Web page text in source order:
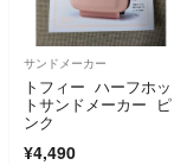
サンドメーカー
トフィー ハーフホッ
トサンドメーカー ピ
ンク
¥4,490